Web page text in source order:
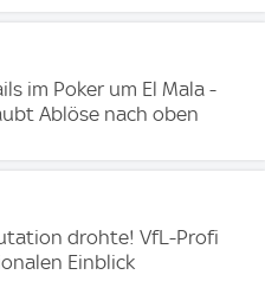
im Poker um El Mala -
Ablöse nach oben
drohte! VfL-Profi
Einblick